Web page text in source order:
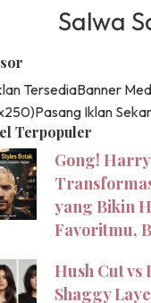
Salwa
TersediaBanner
Pasang Iklan
Terpopuler
Gong!
yang Bikin
Favoritmu,
Hush Cut vs
Shaggy